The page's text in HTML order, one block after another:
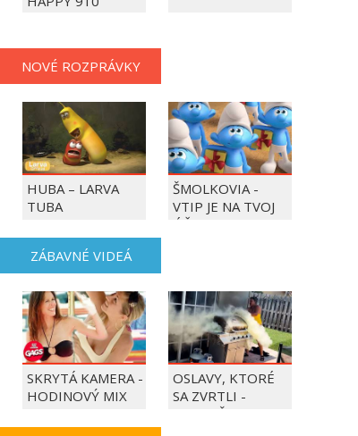
NOVÉ ROZPRÁVKY
HUBA – LARVA
TUBA
ŠMOLKOVIA -
VTIP JE NA TVOJ
ÚČET
ZÁBAVNÉ VIDEÁ
SKRYTÁ KAMERA -
HODINOVÝ MIX
OSLAVY, KTORÉ
SA ZVRTLI -
NAJLEPŠIE